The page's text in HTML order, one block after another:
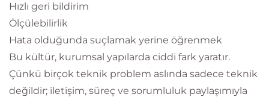
Hızlı geri bildirim
Ölçülebilirlik
Hata olduğunda suçlamak yerine öğrenmek
Bu kültür, kurumsal yapılarda ciddi fark yaratır.
Çünkü birçok teknik problem aslında sadece teknik
değildir; iletişim, süreç ve sorumluluk paylaşımıyla